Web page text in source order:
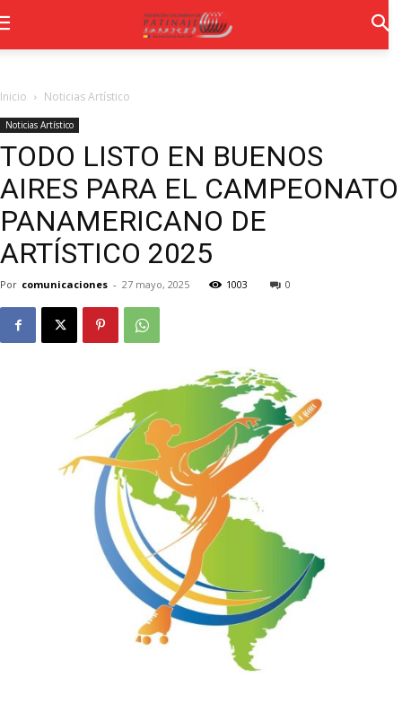
Inicio Noticias Artístico
Noticias Artístico
TODO LISTO EN BUENOS
AIRES PARA EL CAMPEONATO
PANAMERICANO DE
ARTÍSTICO 2025
Por comunicaciones - 27 mayo, 2025 1003 0